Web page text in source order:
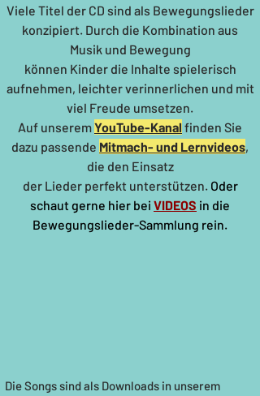
Viele Titel der CD sind als Bewegungslieder
konzipiert. Durch die Kombination aus
Musik und Bewegung
können Kinder die Inhalte spielerisch
aufnehmen, leichter verinnerlichen und mit
viel Freude umsetzen.
Auf unseremYouTube-Kanal finden Sie
dazu passende Mitmach- und Lernvideos,
die den Einsatz
der Lieder perfekt unterstützen. Oder
schaut gerne hier bei VIDEOS in die
Bewegungslieder-Sammlung rein.
Die Songs sind als Downloads in unserem